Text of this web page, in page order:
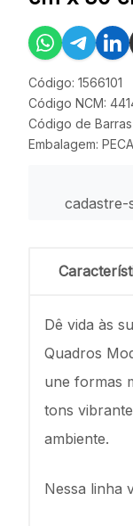
Código: 1566101
Código NCM:
Código de
Embalagem: PECA
Dê vida às
Quadros
une formas
tons
ambiente.
Nessa linha